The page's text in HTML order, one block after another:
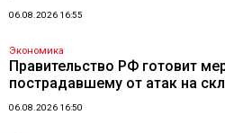
06.08.2026 16:55
Экономика
Правительство РФ готовит
пострадавшему от атак на
06.08.2026 16:50